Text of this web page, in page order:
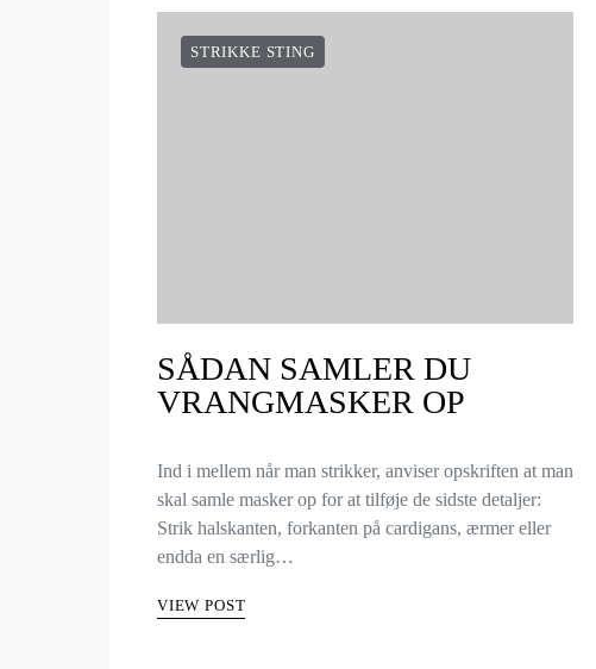
STRIKKE STING
SÅDAN SAMLER DU
VRANGMASKER OP
Ind i mellem når man strikker, anviser opskriften at man
skal samle masker op for at tilføje de sidste detaljer:
Strik halskanten, forkanten på cardigans, ærmer eller
endda en særlig…
VIEW POST